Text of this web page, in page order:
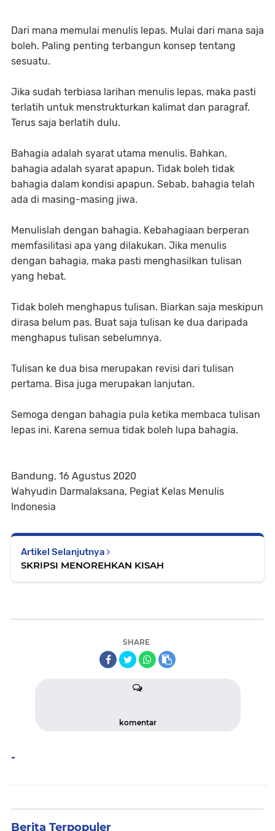
Dari mana memulai menulis lepas. Mulai dari mana saja
boleh. Paling penting terbangun konsep tentang
sesuatu.
Jika sudah terbiasa larihan menulis lepas, maka pasti
terlatih untuk menstrukturkan kalimat dan paragraf.
Terus saja berlatih dulu.
Bahagia adalah syarat utama menulis. Bahkan,
bahagia adalah syarat apapun. Tidak boleh tidak
bahagia dalam kondisi apapun. Sebab, bahagia telah
ada di masing-masing jiwa.
Menulislah dengan bahagia. Kebahagiaan berperan
memfasilitasi apa yang dilakukan. Jika menulis
dengan bahagia, maka pasti menghasilkan tulisan
yang hebat.
Tidak boleh menghapus tulisan. Biarkan saja meskipun
dirasa belum pas. Buat saja tulisan ke dua daripada
menghapus tulisan sebelumnya.
Tulisan ke dua bisa merupakan revisi dari tulisan
pertama. Bisa juga merupakan lanjutan.
Semoga dengan bahagia pula ketika membaca tulisan
lepas ini. Karena semua tidak boleh lupa bahagia.
Bandung, 16 Agustus 2020
Wahyudin Darmalaksana, Pegiat Kelas Menulis
Indonesia
Artikel Selanjutnya
SKRIPSI MENOREHKAN KISAH
SHARE
komentar
-
Berita Terpopuler